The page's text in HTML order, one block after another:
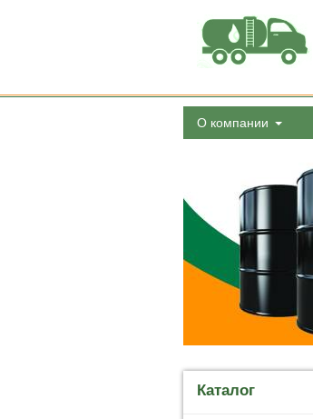
О компании
Каталог